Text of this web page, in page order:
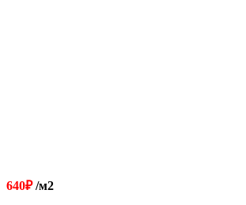
640₽/м2